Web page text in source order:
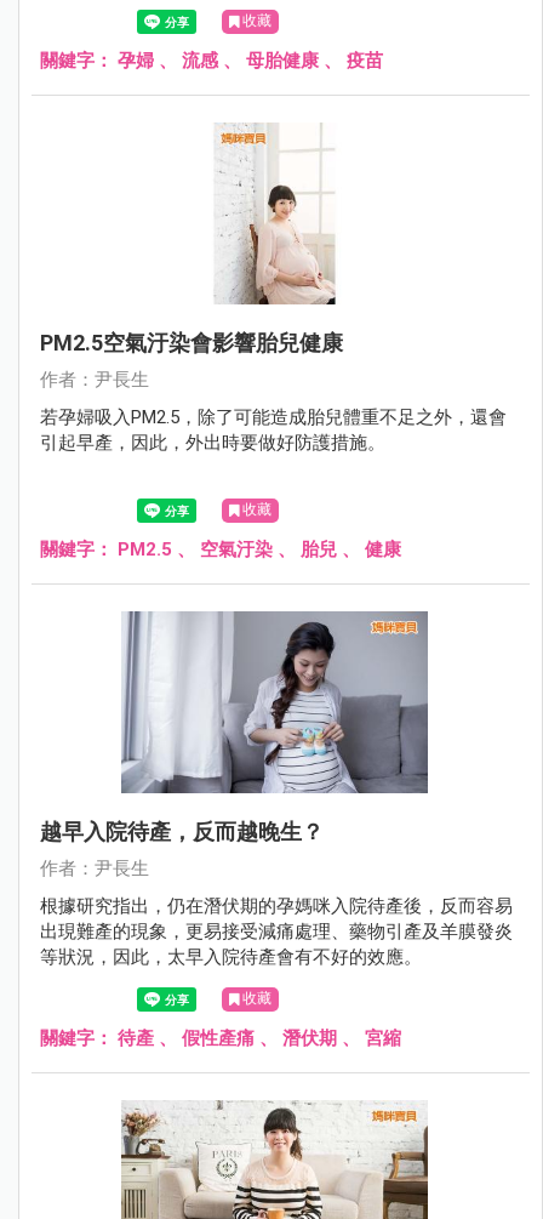
收藏
關鍵字： 孕婦 、 流感 、 母胎健康 、 疫苗
PM2.5空氣汙染會影響胎兒健康
作者：尹長生
若孕婦吸入PM2.5，除了可能造成胎兒體重不足之外，還會
引起早產，因此，外出時要做好防護措施。
收藏
關鍵字： PM2.5 、 空氣汙染 、 胎兒 、 健康
越早入院待產，反而越晚生？
作者：尹長生
根據研究指出，仍在潛伏期的孕媽咪入院待產後，反而容易
出現難產的現象，更易接受減痛處理、藥物引產及羊膜發炎
等狀況，因此，太早入院待產會有不好的效應。
收藏
關鍵字： 待產 、 假性產痛 、 潛伏期 、 宮縮